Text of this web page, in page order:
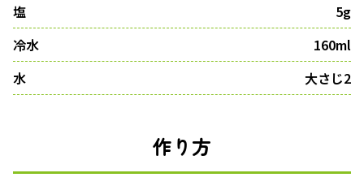
塩
5g
冷水
160ml
水
大さじ2
作り方